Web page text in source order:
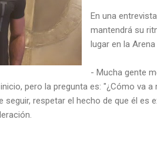
En una
mantendrá su
lugar en la Arena
- Mucha gente
pero la pregunta es: "¿Cómo va
respetar el hecho de que él es